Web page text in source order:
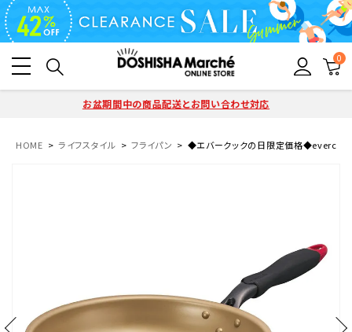
0
お盆期間中の商品配送とお問い合わせ対応
HOME ライフスタイル フライパン ◆エバークックの日限定価格◆evercook(